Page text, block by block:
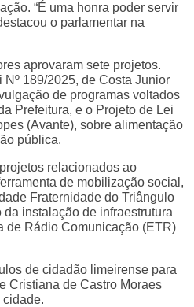
“É uma honra poder servir
o parlamentar na
aprovaram sete projetos.
189/2025, de Costa Junior
de programas voltados
Prefeitura, e o Projeto de Lei
(Avante), sobre alimentação
pública.
relacionados ao
de mobilização social,
Fraternidade do Triângulo
instalação de infraestrutura
de Rádio Comunicação (ETR)
de cidadão limeirense para
Cristiana de Castro Moraes
cidade.